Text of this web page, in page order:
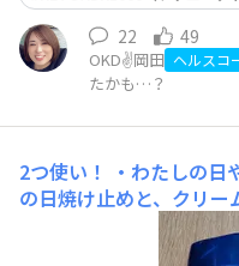
22 49
OKD✌️岡田 ヘルスコ
たかも…？
2つ使い！
・わたしの
の日焼け止めと、クリ
プレータイプのは手元
げがメインですが、時